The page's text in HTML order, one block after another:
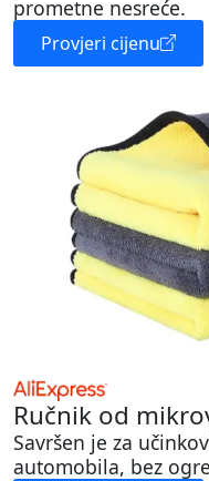
prometne nesreće.
Provjeri cijenu
Ručnik od
Savršen je za
automobila, bez